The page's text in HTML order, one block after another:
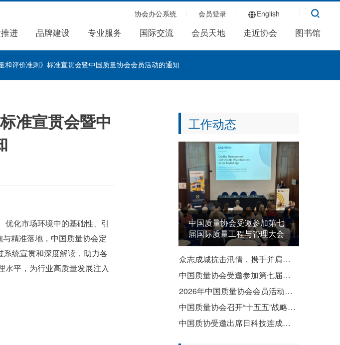
协会办公系统 会员登录 English
进 品牌建设 专业服务 国际交流 会员天地 走近协会 图书馆
和评价准则》标准宣贯会暨中国质量协会会员活动的通知
准宣贯会暨中
优化市场环境中的基础性、引
精准落地，中国质量协会定
统宣贯和深度解读，助力各
水平，为行业高质量发展注入
工作动态
中国质量协会受邀参加第七
届国际质量工程与管理大会
众志成城抗击汛情，携手并肩共渡难关——致全国质协系统各成员单位防汛救灾倡议书
中国质量协会受邀参加第七届国际质量工程与管理大会
2026年中国质量协会会员活动暨企业质量文化建设推进交流活动成功举办
中国质量协会召开“十五五”战略规划宣贯会
中国质协受邀出席日科技连成立80周年纪念演讲会暨纪念祝贺会